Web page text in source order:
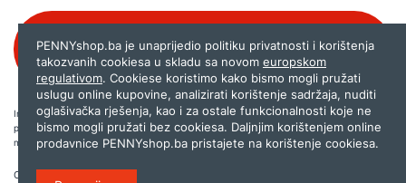
080 020 261
Internet trgovina PENNYshop.ba nastoji objavljivati samo provjerene i pravilne
podatke. Ako na našoj stranici otkrijete neistinite, odnosno neadekvatne informacije,
molimo vas da nam to javite nashop@pennyplus.com .
Copyright © 2026.
PENNYshop.ba je unaprijedio politiku privatnosti i korištenja
takozvanih cookiesa u skladu sa novom europskom
regulativom. Cookiese koristimo kako bismo mogli pružati
uslugu online kupovine, analizirati korištenje sadržaja, nuditi
oglašivačka rješenja, kao i za ostale funkcionalnosti koje ne
bismo mogli pružati bez cookiesa. Daljnjim korištenjem online
prodavnice PENNYshop.ba pristajete na korištenje cookiesa.